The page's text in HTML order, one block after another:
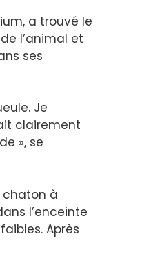
a trouvé le
l’animal et
ses
Je
clairement
», se
chaton à
l’enceinte
Après